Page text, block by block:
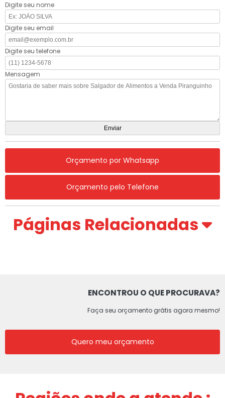
Digite seu nome
Digite seu email
Digite seu telefone
Mensagem
Orçamento por Whatsapp
Orçamento pelo Telefone
Páginas Relacionadas
ENCONTROU O QUE PROCURAVA?
Faça seu orçamento grátis agora mesmo!
Quero meu orçamento